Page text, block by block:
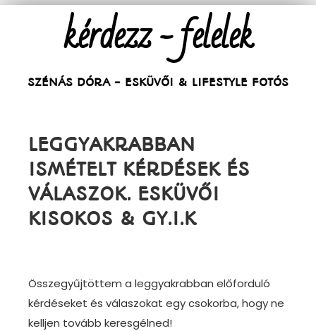
kérdezz - felelek
SZÉNÁS DÓRA - ESKÜVŐI & LIFESTYLE FOTÓS
LEGGYAKRABBAN
ISMÉTELT KÉRDÉSEK ÉS
VÁLASZOK. ESKÜVŐI
KISOKOS & GY.I.K
Összegyűjtöttem a leggyakrabban előforduló
kérdéseket és válaszokat egy csokorba, hogy ne
kelljen tovább keresgélned!